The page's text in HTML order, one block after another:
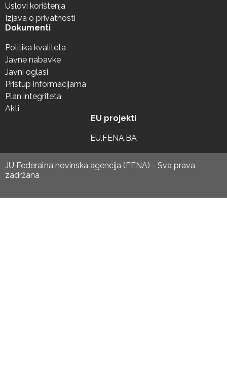
Uslovi korištenja
Izjava o privatnosti
Dokumenti
Politika kvaliteta
Javne nabavke
Javni oglasi
Pristup informacijama
Plan integriteta
Akti
EU projekti
EU.FENA.BA
JU Federalna novinska agencija (FENA) - Sva prava
zadržana